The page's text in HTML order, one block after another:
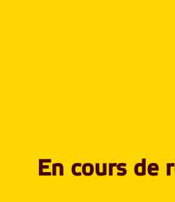
En cours de